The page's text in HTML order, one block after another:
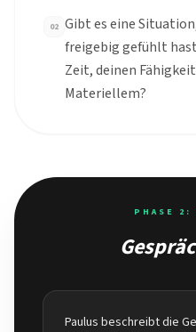
02 Gibt es eine
freigebig gefühlt
Zeit, deinen
Materiellem?
PHASE 2:
Paulus beschreibt die